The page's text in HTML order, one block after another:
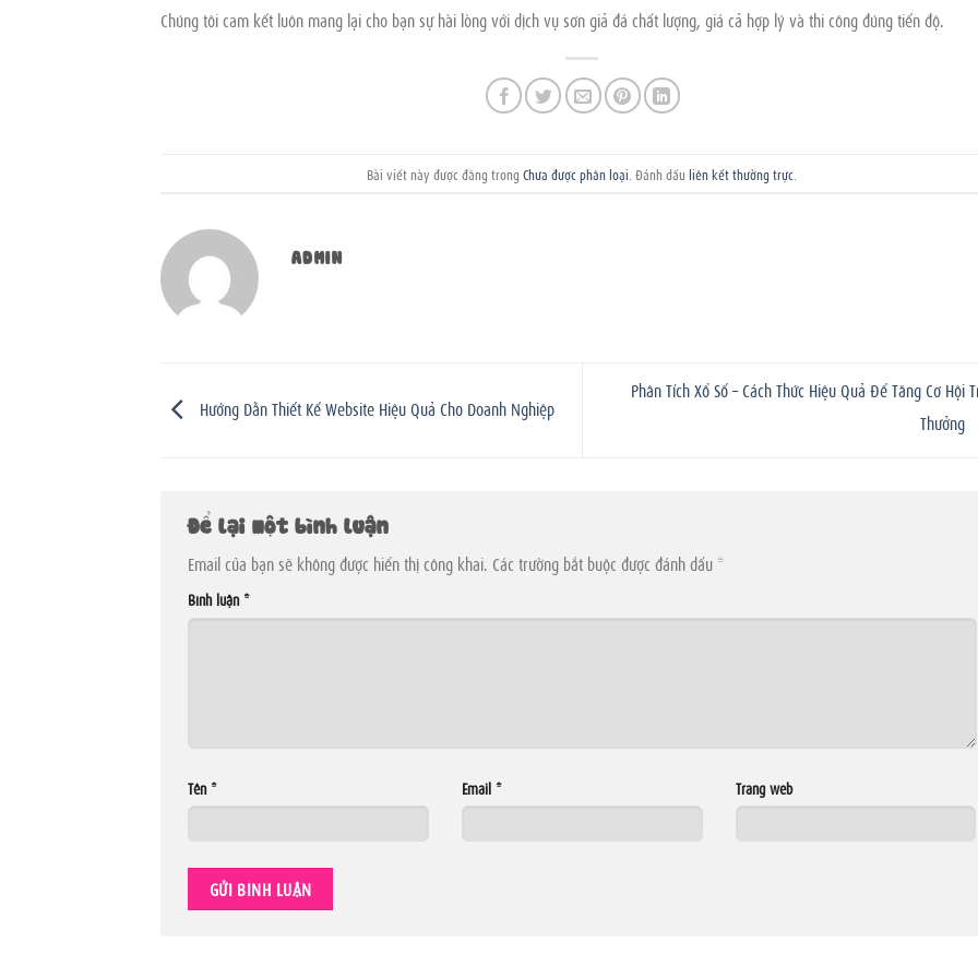
Chúng tôi cam kết luôn mang lại cho bạn sự hài lòng với dịch vụ sơn giả đá chất lượng, giá cả hợp lý và thi công đúng tiến độ.
Bài viết này được đăng trongChưa được phân loại . Đánh dấuliên kết thường trực
ADMIN
Hướng Dẫn Thiết Kế Website Hiệu Quả Cho Doanh Nghiệp
Phân Tích Xổ Số – Cách Thức Hiệu Quả Để Tăng Cơ Hội
Thưởng
Để lại một bình luận
Email của bạn sẽ không được hiển thị công khai. Các trường bắt buộc được đánh dấu *
Bình luận *
Tên * Email * Trang web